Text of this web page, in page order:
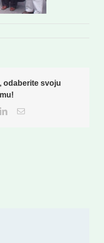
odaberite svoju
LinkedInEmail: